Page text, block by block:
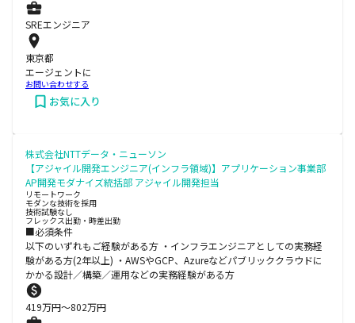
SREエンジニア
東京都
エージェントに
お問い合わせする
お気に入り
株式会社NTTデータ・ニューソン
【アジャイル開発エンジニア(インフラ領域)】アプリケーション事業部
AP開発モダナイズ統括部 アジャイル開発担当
リモートワーク
モダンな技術を採用
技術試験なし
フレックス出勤・時差出勤
■必須条件
以下のいずれもご経験がある方 ・インフラエンジニアとしての実務経
験がある方(2年以上) ・AWSやGCP、Azureなどパブリッククラウドに
かかる設計／構築／運用などの実務経験がある方
419万円〜802万円